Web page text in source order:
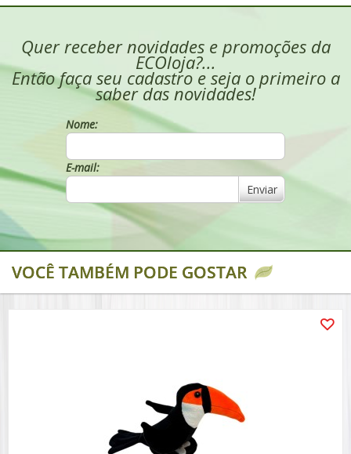
Quer receber novidades e promoções da
ECOloja?...
Então faça seu cadastro e seja o primeiro a
saber das novidades!
Nome:
E-mail:
Enviar
VOCÊ TAMBÉM PODE GOSTAR